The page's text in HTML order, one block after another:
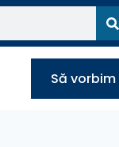
Să vorbim